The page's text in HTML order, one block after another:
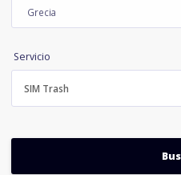
Servicio
SIM Trash